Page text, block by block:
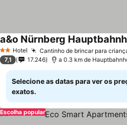
2 Estrelas
Hotel Cantinho de brincar para
a&o Nürnberg
7,1 17.246 a 0.3 km de
Selecione as datas para ver os
exatos.
Escolha popular